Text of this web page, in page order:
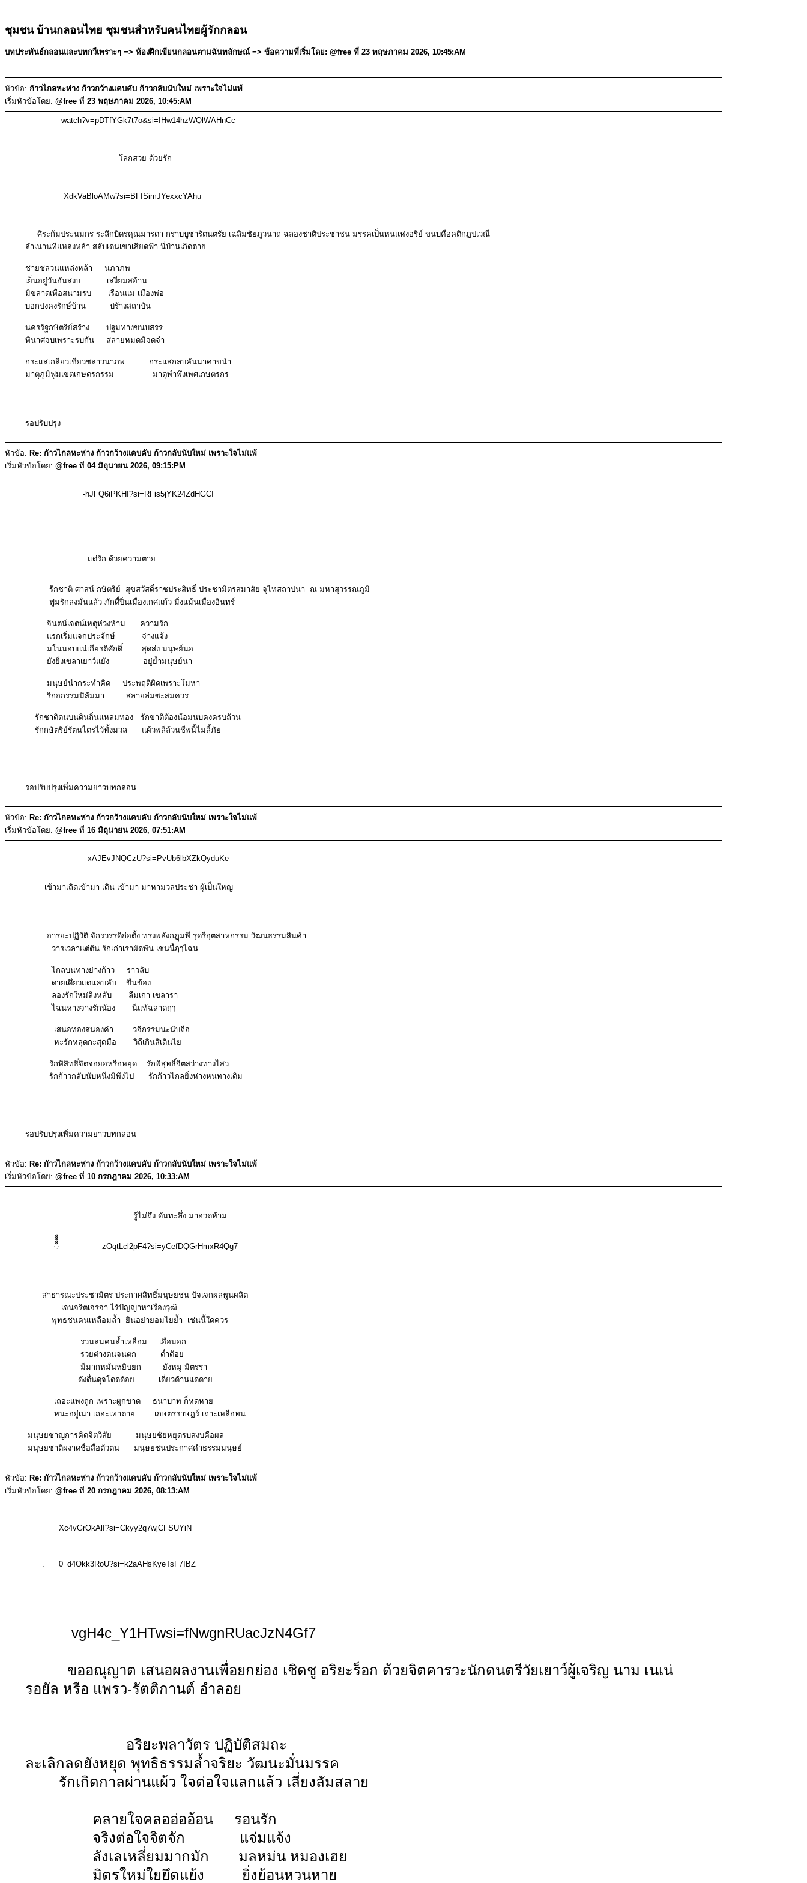
ชุมชน บ้านกลอนไทย ชุมชนสำหรับคนไทยผู้รักกลอน
บทประพันธ์กลอนและบทกวีเพราะๆ => ห้องฝึกเขียนกลอนตามฉันทลักษณ์ => ข้อความที่เริ่มโดย: @free ที่ 23 พฤษภาคม 2026, 10:45:AM
หัวข้อ: กัาวไกลหะห่าง ก้าวกว้างแคบคับ ก้าวกลับนับใหม่ เพราะใจไม่แพ้
เริ่มหัวข้อโดย: @free ที่ 23 พฤษภาคม 2026, 10:45:AM
watch?v=pDTfYGk7t7o&si=IHw14hzWQlWAHnCc
โลกสวย ด้วยรัก
XdkVaBloAMw?si=BFfSimJYexxcYAhu
ศิระก้มประนมกร ระลึกบิดรคุณมารดา กราบบูชารัตนตรัย เฉลิมชัยภูวนาถ ฉลองชาติประชาชน มรรคเป็นหนแห่งอริย์ ขนบคือคติกฏปเวณี
ลำเนานทีแหล่งหล้า สลับเด่นเขาเสียดฟ้า นึ่บ้านเกิดตาย
ชายชลวนแหล่งหล้า นภาภพ
เย็นอยู่วันอันสงบ เสงี่ยมสอ้าน
มิขลาดเพื่อสนามรบ เรือนแม่ เมืองพ่อ
บอกบ่งคงรักษ์บ้าน บ่ร้างสถาบัน
นครรัฐกษัตริย์สร้าง ปฐมทางขนบสรร
พินาศจบเพราะรบกัน สลายหมดมิจดจำ
กระแสเกลียวเชี่ยวชลาวนาภพ กระแสกลบคันนาคาขนำ
มาตุภูมิฟูมเขตเกษตรกรรม มาตุพำพึงเพศเกษตรกร
รอปรับปรุง
หัวข้อ: Re: กัาวไกลหะห่าง ก้าวกว้างแคบคับ ก้าวกลับนับใหม่ เพราะใจไม่แพ้
เริ่มหัวข้อโดย: @free ที่ 04 มิถุนายน 2026, 09:15:PM
-hJFQ6iPKHI?si=RFis5jYK24ZdHGCI
แด่รัก ด้วยความตาย
ร้กชาติ ศาสน์ กษัตริย์ สุขสวัสดิ์ราชประสิทธิ์ ประชามิตรสมาสัย จุไทสถาปนา ณ มหาสุวรรณภูมิ
ฟูมรักลงมั่นแล้ว ภักดื์ปิ่นเมืองเกศแก้ว มิ่งแม้นเมืองอินทร์
จินตน์เจตน์เหตุห่วงห้าม ความรัก
แรกเริ่มแจกประจักษ์ จ่างแจ้ง
มโนนอบแน่เกียรติศักดิ์ สุดส่ง มนุษย์นอ
ยังยิ่งเขลาเยาว์แยัง อยู่ย้ำมนุษย์นา
มนุษย์นำกระทำคิด ประพฤติผิดเพราะโมหา
ริก่อกรรมมิส้มมา สลายล่มซะสมควร
รักชาติตนบนดินถิ่นแหลมทอง รักขาติต้องน้อมนบคงครบถ้วน
รักกษัตริย์รัตนไตรไว้ทั้งมวล แผ้วพลีล้วนชีพนี้ไม่ลี้ภัย
รอปรับปรุงเพิ่มความยาวบทกลอน
หัวข้อ: Re: กัาวไกลหะห่าง ก้าวกว้างแคบคับ ก้าวกลับนับใหม่ เพราะใจไม่แพ้
เริ่มหัวข้อโดย: @free ที่ 16 มิถุนายน 2026, 07:51:AM
xAJEvJNQCzU?si=PvUb6lbXZkQyduKe
เข้ามาเถิดเข้ามา เดิน เข้ามา มาหามวลประชา ผู้เป็นใหญ่
อารยะปฏิวัติ จักรวรรดิก่อตั้ง ทรงพลังกฏุมพี รุดรี่อุตสาหกรรม วัฒนธรรมสินค้า
วารเวลาแต่ต้น รักเก่าเราผัดพ้น เช่นนี้ฤๅไฉน
ไกลบนทางย่างก้าว ราวลับ
ดายเดึ่ยวแดแคบคับ ขื่นข้อง
ลองรักใหม่ลิงหลับ ลืมเก่า เขลารา
ไฉนห่างจางรักน้อง นี่แท้ฉลาดฤๅ
เสนอทองสนองคำ วจีกรรมนะนับถือ
หะรักหลุดกะสุดมือ วิถีเกินสิเดินไย
รักพิสิทธิ์จิตจ่อยอหรือหยุด รักพิสุทธิ์จิตสว่างทางไสว
รักก้าวกลับนับหนึ่งมิพึงไป รักก้าวไกลยิ่งห่างหนทางเดิม
รอปรับปรุงเพิ่มความยาวบทกลอน
หัวข้อ: Re: กัาวไกลหะห่าง ก้าวกว้างแคบคับ ก้าวกลับนับใหม่ เพราะใจไม่แพ้
เริ่มหัวข้อโดย: @free ที่ 10 กรกฎาคม 2026, 10:33:AM
รู้ไม่ถึง ดันทะลึ่ง มาอวดห้าม
◌ืืืืื zOqtLcl2pF4?si=yCefDQGrHmxR4Qg7
สาธารณะประชามิตร ประกาศสิทธิ์มนุษยชน ปัจเจกผลพูนผลิต
เจนจริตเจรจา ไร้ปัญญาหาเรืองวุฒิ
พุทธชนคนเหลื่อมล้ำ ยินอย่ายอมไยย้ำ เช่นนี้ใดควร
รวนลนคนล้ำเหลื่อม เอือมอก
รวยต่างตนจนตก ต่ำต้อย
มีมากหมั่นหยิบยก ยังหมู่ มิตรรา
ดังดื่นดุจโดดด้อย เดี่ยวด้านแดดาย
เถอะแพงถูก เพราะผูกขาด ธนาบาท ก็หดหาย
หนะอยู่เนา เถอะเท่าตาย เกษตรราษฎร์ เถาะเหลือทน
มนุษยชาญการคิดจิตวิสัย มนุษยชัยหยุดรบสงบคือผล
มนุษยชาติผงาดชื่อสื่อตัวตน มนุษยชนประกาศคำธรรมมนุษย์
หัวข้อ: Re: กัาวไกลหะห่าง ก้าวกว้างแคบคับ ก้าวกลับนับใหม่ เพราะใจไม่แพ้
เริ่มหัวข้อโดย: @free ที่ 20 กรกฎาคม 2026, 08:13:AM
Xc4vGrOkAlI?si=Ckyy2q7wjCFSUYiN
. 0_d4Okk3RoU?si=k2aAHsKyeTsF7IBZ
vgH4c_Y1HTwsi=fNwgnRUacJzN4Gf7
ขออณุญาต เสนอผลงานเพื่อยกย่อง เชิดชู อริยะร็อก ด้วยจิตคารวะนักดนตรีวัยเยาว์ผู้เจริญ นาม เนเน่
รอยัล หรือ แพรว-รัตติกานต์ อำลอย
อริยะพลาวัตร ปฏิบัติสมถะ
ละเลิกลดยังหยุด พุทธิธรรมล้ำจริยะ วัฒนะมั่นมรรค
รักเกิดกาลผ่านแผ้ว ใจต่อใจแลกแล้ว เลี่ยงลัมสลาย
คลายใจคลออ่ออ้อน รอนรัก
จริงต่อใจจิตจัก แจ่มแจ้ง
ลังเลเหลี่ยมมากมัก มลหม่น หมองเฮย
มิตรใหม่ใยยึดแย้ง ยิ่งย้อนหวนหาย